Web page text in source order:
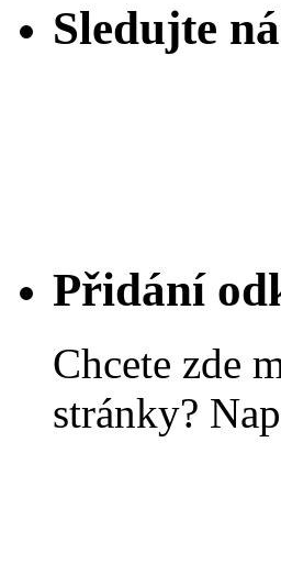
Sledujte
Přidání
Chcete zde
stránky?